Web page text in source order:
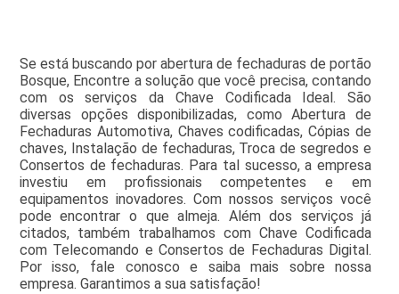
Se está buscando por abertura de fechaduras de portão
Bosque, Encontre a solução que você precisa, contando
com os serviços da Chave Codificada Ideal. São
diversas opções disponibilizadas, como Abertura de
Fechaduras Automotiva, Chaves codificadas, Cópias de
chaves, Instalação de fechaduras, Troca de segredos e
Consertos de fechaduras. Para tal sucesso, a empresa
investiu em profissionais competentes e em
equipamentos inovadores. Com nossos serviços você
pode encontrar o que almeja. Além dos serviços já
citados, também trabalhamos com Chave Codificada
com Telecomando e Consertos de Fechaduras Digital.
Por isso, fale conosco e saiba mais sobre nossa
empresa. Garantimos a sua satisfação!